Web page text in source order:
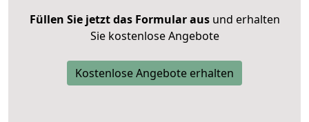
Füllen Sie jetzt das Formular ausund erhalten
Sie kostenlose Angebote
Kostenlose Angebote erhalten